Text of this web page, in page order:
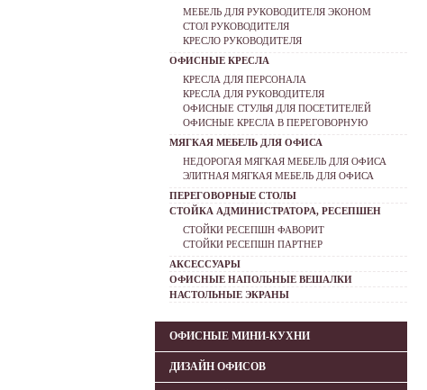
МЕБЕЛЬ ДЛЯ РУКОВОДИТЕЛЯ ЭКОНОМ
СТОЛ РУКОВОДИТЕЛЯ
КРЕСЛО РУКОВОДИТЕЛЯ
ОФИСНЫЕ КРЕСЛА
КРЕСЛА ДЛЯ ПЕРСОНАЛА
КРЕСЛА ДЛЯ РУКОВОДИТЕЛЯ
ОФИСНЫЕ СТУЛЬЯ ДЛЯ ПОСЕТИТЕЛЕЙ
ОФИСНЫЕ КРЕСЛА В ПЕРЕГОВОРНУЮ
МЯГКАЯ МЕБЕЛЬ ДЛЯ ОФИСА
НЕДОРОГАЯ МЯГКАЯ МЕБЕЛЬ ДЛЯ ОФИСА
ЭЛИТНАЯ МЯГКАЯ МЕБЕЛЬ ДЛЯ ОФИСА
ПЕРЕГОВОРНЫЕ СТОЛЫ
СТОЙКА АДМИНИСТРАТОРА, РЕСЕПШЕН
СТОЙКИ РЕСЕПШН ФАВОРИТ
СТОЙКИ РЕСЕПШН ПАРТНЕР
АКСЕССУАРЫ
ОФИСНЫЕ НАПОЛЬНЫЕ ВЕШАЛКИ
НАСТОЛЬНЫЕ ЭКРАНЫ
ОФИСНЫЕ МИНИ-КУХНИ
ДИЗАЙН ОФИСОВ